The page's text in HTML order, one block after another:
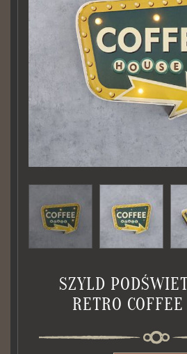
SZYLD
RETRO